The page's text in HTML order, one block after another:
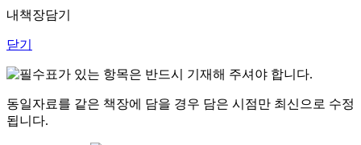
내책장담기
닫기
표가 있는 항목은 반드시 기재해 주셔야 합니다.
동일자료를 같은 책장에 담을 경우 담은 시점만 최신으로 수정
됩니다.